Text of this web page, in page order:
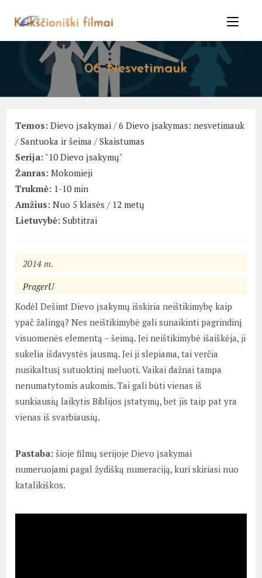
06. Nesvetimauk
Temos: Dievo įsakymai /6 Dievo įsakymas: nesvetimauk
/Santuoka ir šeima /Skaistumas
Serija: "10 Dievo įsakymų"
Žanras: Mokomieji
Trukmė: 1-10 min
Amžius: Nuo 5 klasės / 12 metų
Lietuvybė: Subtitrai
2014 m.
PragerU
Kodėl Dešimt Dievo įsakymų išskiria neištikimybę kaip
ypač žalingą? Nes neištikimybė gali sunaikinti pagrindinį
visuomenės elementą – šeimą. Jei neištikimybė išaiškėja, ji
sukelia išdavystės jausmą. Jei ji slepiama, tai verčia
nusikaltusį sutuoktinį meluoti. Vaikai dažnai tampa
nenumatytomis aukomis. Tai gali būti vienas iš
sunkiausių laikytis Biblijos įstatymų, bet jis taip pat yra
vienas iš svarbiausių.
Pastaba: šioje filmų serijoje Dievo įsakymai
numeruojami pagal žydišką numeraciją, kuri skiriasi nuo
katalikiškos.